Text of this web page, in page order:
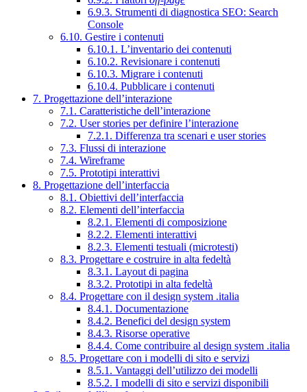
6.9.3. Strumenti di diagnostica SEO: Search
Console
6.10. Gestire i contenuti
6.10.1. L’inventario dei contenuti
6.10.2. Revisionare i contenuti
6.10.3. Migrare i contenuti
6.10.4. Pubblicare i contenuti
7. Progettazione dell’interazione
7.1. Caratteristiche dell’interazione
7.2. User stories per definire l’interazione
7.2.1. Differenza tra scenari e user stories
7.3. Flussi di interazione
7.4. Wireframe
7.5. Prototipi interattivi
8. Progettazione dell’interfaccia
8.1. Obiettivi dell’interfaccia
8.2. Elementi dell’interfaccia
8.2.1. Elementi di composizione
8.2.2. Elementi interattivi
8.2.3. Elementi testuali (microtesti)
8.3. Progettare e costruire in alta fedeltà
8.3.1. Layout di pagina
8.3.2. Prototipi in alta fedeltà
8.4. Progettare con il design system .italia
8.4.1. Documentazione
8.4.2. Benefici del design system
8.4.3. Risorse operative
8.4.4. Come contribuire al design system .italia
8.5. Progettare con i modelli di sito e servizi
8.5.1. Vantaggi dell’utilizzo dei modelli
8.5.2. I modelli di sito e servizi disponibili